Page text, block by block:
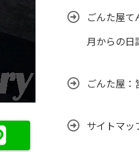
ごんた屋て
月からの日
ごんた屋：
サイトマッ